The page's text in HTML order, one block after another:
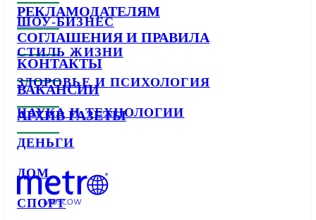
ШОУ-БИЗНЕС
СТИЛЬ ЖИЗНИ
ЗДОРОВЬЕ И ПСИХОЛОГИЯ
НАУКА И ТЕХНОЛОГИИ
ДЕНЬГИ
ДОМ
СПОРТ
РЕКЛАМОДАТЕЛЯМ
СОГЛАШЕНИЯ И ПРАВИЛА
КОНТАКТЫ
ВАКАНСИИ
АРХИВ ГАЗЕТЫ